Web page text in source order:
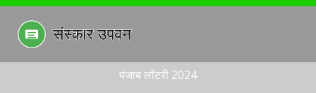
पंजाब लॉटरी 2024